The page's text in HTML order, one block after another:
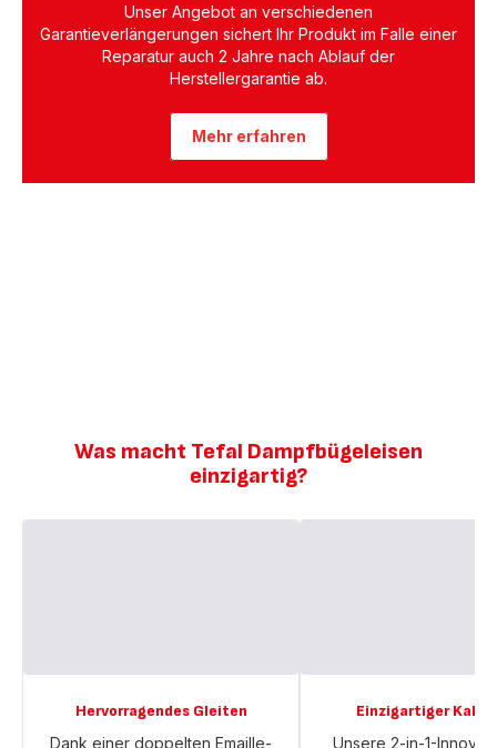
Unser Angebot an verschiedenen
Garantieverlängerungen sichert Ihr Produkt im Falle einer
Reparatur auch 2 Jahre nach Ablauf der
Herstellergarantie ab.
Mehr erfahren
Was macht Tefal Dampfbügeleisen
einzigartig?
Hervorragendes Gleiten
Dank einer doppelten Emaille-
Einzigartiger
Unsere 2-in-1-